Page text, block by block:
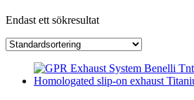
Endast ett sökresultat